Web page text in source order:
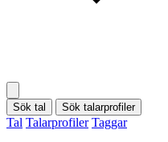
Sök tal Sök talarprofiler
Tal Talarprofiler Taggar